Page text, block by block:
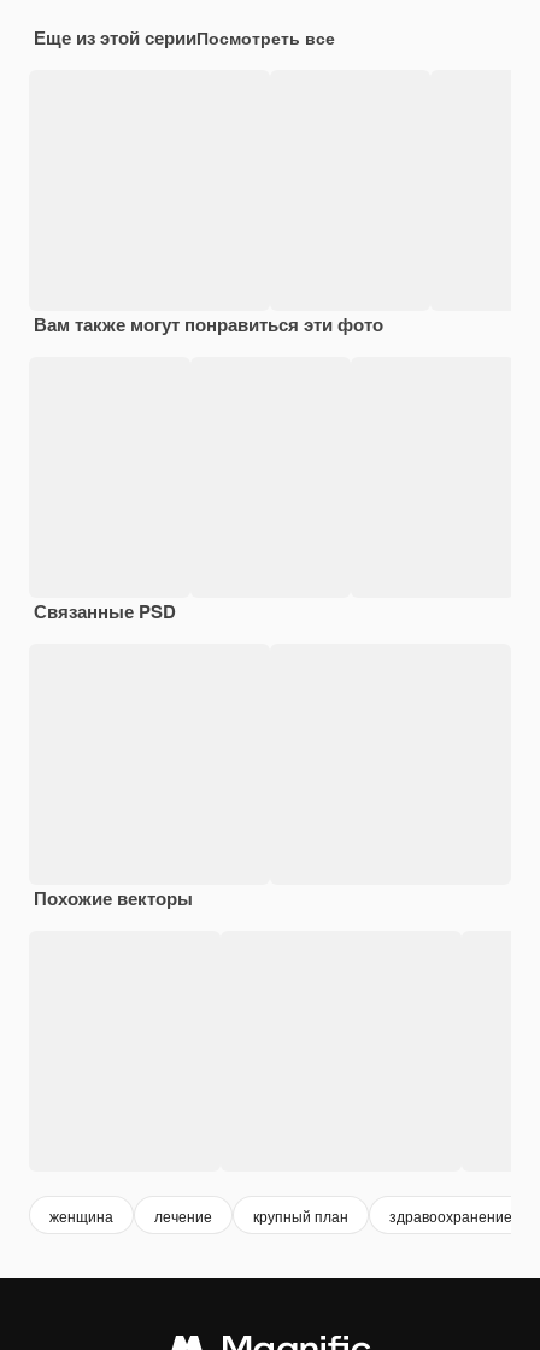
Еще из этой серииПосмотреть все
Вам также могут понравиться эти фото
Связанные PSD
Похожие векторы
женщина лечение крупный план здравоохранение